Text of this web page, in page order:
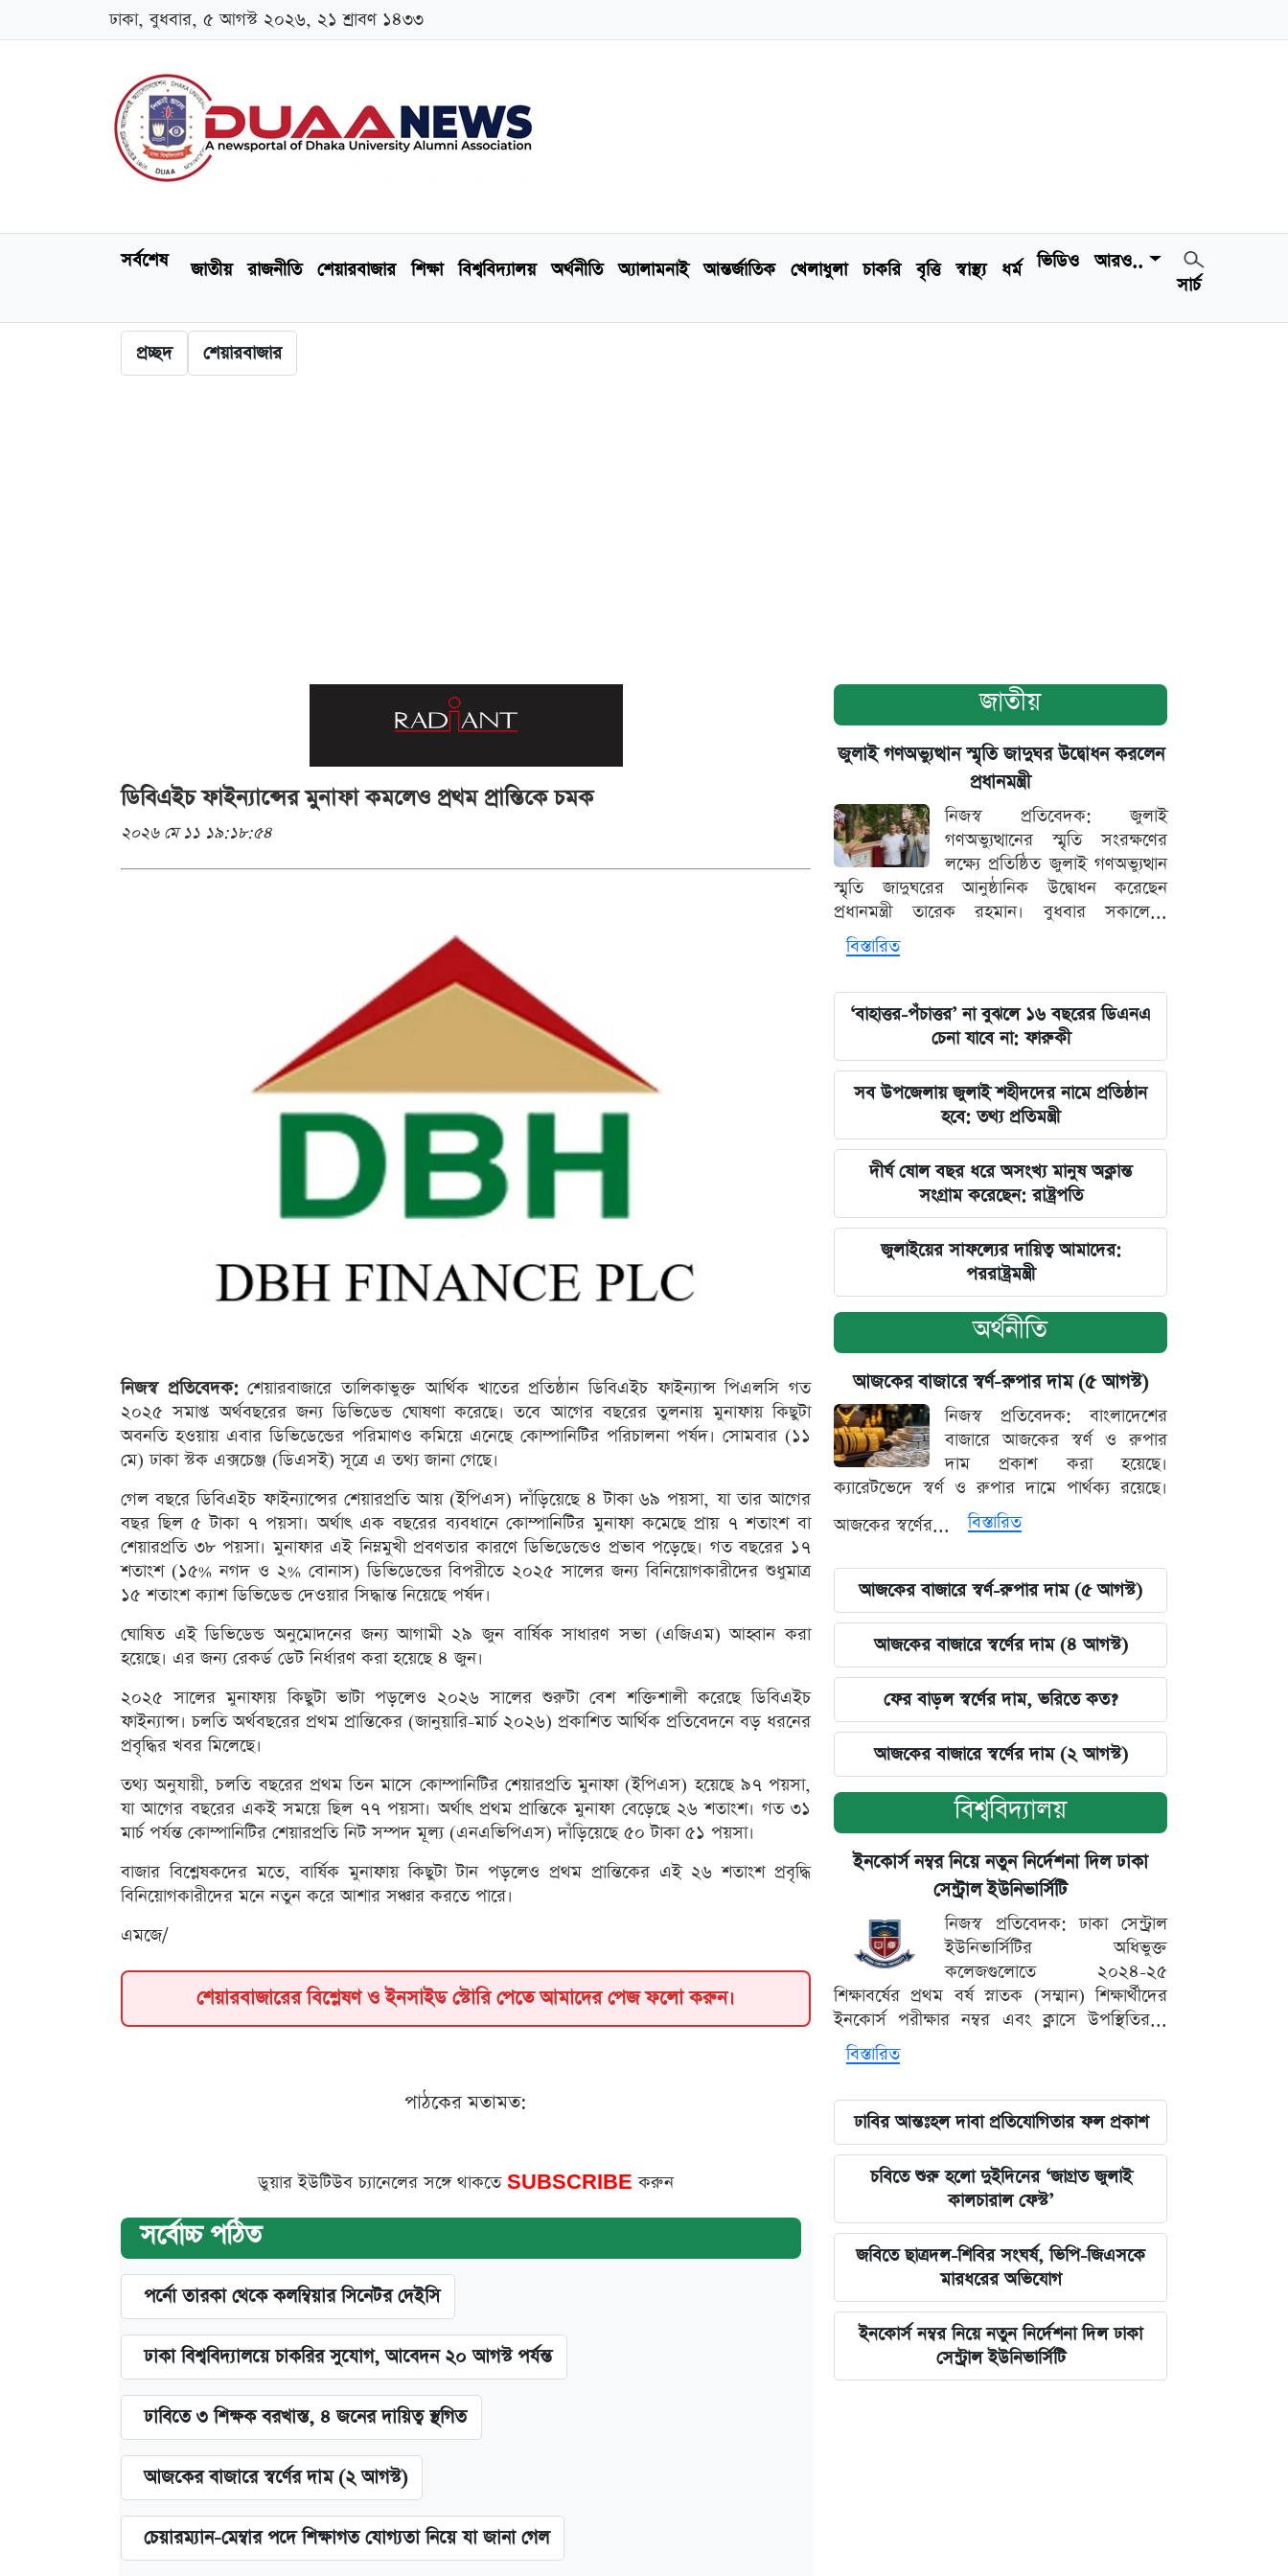
ঢাকা, বুধবার, ৫ আগস্ট ২০২৬, ২১ শ্রাবণ ১৪৩৩
সর্বশেষ জাতীয় রাজনীতি শেয়ারবাজার শিক্ষা বিশ্ববিদ্যালয় অর্থনীতি অ্যালামনাই আন্তর্জাতিক খেলাধুলা চাকরি বৃত্তি স্বাস্থ্য ধর্ম ভিডিও
আরও..
সার্চ
প্রচ্ছদ শেয়ারবাজার
ডিবিএইচ ফাইন্যান্সের মুনাফা কমলেও প্রথম প্রান্তিকে চমক
২০২৬ মে ১১ ১৯:১৮:৫৪
নিজস্ব প্রতিবেদক:শেয়ারবাজারে তালিকাভুক্ত আর্থিক খাতের প্রতিষ্ঠান ডিবিএইচ ফাইন্যান্স পিএলসি গত
২০২৫ সমাপ্ত অর্থবছরের জন্য ডিভিডেন্ড ঘোষণা করেছে। তবে আগের বছরের তুলনায় মুনাফায় কিছুটা
অবনতি হওয়ায় এবার ডিভিডেন্ডের পরিমাণও কমিয়ে এনেছে কোম্পানিটির পরিচালনা পর্ষদ। সোমবার (১১
মে) ঢাকা স্টক এক্সচেঞ্জ (ডিএসই) সূত্রে এ তথ্য জানা গেছে।
গেল বছরে ডিবিএইচ ফাইন্যান্সের শেয়ারপ্রতি আয় (ইপিএস) দাঁড়িয়েছে ৪ টাকা ৬৯ পয়সা, যা তার আগের
বছর ছিল ৫ টাকা ৭ পয়সা। অর্থাৎ এক বছরের ব্যবধানে কোম্পানিটির মুনাফা কমেছে প্রায় ৭ শতাংশ বা
শেয়ারপ্রতি ৩৮ পয়সা। মুনাফার এই নিম্নমুখী প্রবণতার কারণে ডিভিডেন্ডেও প্রভাব পড়েছে। গত বছরের ১৭
শতাংশ (১৫% নগদ ও ২% বোনাস) ডিভিডেন্ডের বিপরীতে ২০২৫ সালের জন্য বিনিয়োগকারীদের শুধুমাত্র
১৫ শতাংশ ক্যাশ ডিভিডেন্ড দেওয়ার সিদ্ধান্ত নিয়েছে পর্ষদ।
ঘোষিত এই ডিভিডেন্ড অনুমোদনের জন্য আগামী ২৯ জুন বার্ষিক সাধারণ সভা (এজিএম) আহ্বান করা
হয়েছে। এর জন্য রেকর্ড ডেট নির্ধারণ করা হয়েছে ৪ জুন।
২০২৫ সালের মুনাফায় কিছুটা ভাটা পড়লেও ২০২৬ সালের শুরুটা বেশ শক্তিশালী করেছে ডিবিএইচ
ফাইন্যান্স। চলতি অর্থবছরের প্রথম প্রান্তিকের (জানুয়ারি-মার্চ ২০২৬) প্রকাশিত আর্থিক প্রতিবেদনে বড় ধরনের
প্রবৃদ্ধির খবর মিলেছে।
তথ্য অনুযায়ী, চলতি বছরের প্রথম তিন মাসে কোম্পানিটির শেয়ারপ্রতি মুনাফা (ইপিএস) হয়েছে ৯৭ পয়সা,
যা আগের বছরের একই সময়ে ছিল ৭৭ পয়সা। অর্থাৎ প্রথম প্রান্তিকে মুনাফা বেড়েছে ২৬ শতাংশ। গত ৩১
মার্চ পর্যন্ত কোম্পানিটির শেয়ারপ্রতি নিট সম্পদ মূল্য (এনএভিপিএস) দাঁড়িয়েছে ৫০ টাকা ৫১ পয়সা।
বাজার বিশ্লেষকদের মতে, বার্ষিক মুনাফায় কিছুটা টান পড়লেও প্রথম প্রান্তিকের এই ২৬ শতাংশ প্রবৃদ্ধি
বিনিয়োগকারীদের মনে নতুন করে আশার সঞ্চার করতে পারে।
এমজে/
শেয়ারবাজারের বিশ্লেষণ ও ইনসাইড স্টোরি পেতে আমাদের পেজ ফলো করুন।
পাঠকের মতামত:
ডুয়ার ইউটিউব চ্যানেলের সঙ্গে থাকতে SUBSCRIBEকরুন
সর্বোচ্চ পঠিত
পর্নো তারকা থেকে কলম্বিয়ার সিনেটর দেইসি
ঢাকা বিশ্ববিদ্যালয়ে চাকরির সুযোগ, আবেদন ২০ আগস্ট পর্যন্ত
ঢাবিতে ৩ শিক্ষক বরখাস্ত, ৪ জনের দায়িত্ব স্থগিত
আজকের বাজারে স্বর্ণের দাম (২ আগস্ট)
চেয়ারম্যান-মেম্বার পদে শিক্ষাগত যোগ্যতা নিয়ে যা জানা গেল
জাতীয়
জুলাই গণঅভ্যুত্থান স্মৃতি জাদুঘর উদ্বোধন করলেন
প্রধানমন্ত্রী
নিজস্ব প্রতিবেদক: জুলাই
গণঅভ্যুত্থানের স্মৃতি সংরক্ষণের
লক্ষ্যে প্রতিষ্ঠিত জুলাই গণঅভ্যুত্থান
স্মৃতি জাদুঘরের আনুষ্ঠানিক উদ্বোধন করেছেন
প্রধানমন্ত্রী তারেক রহমান। বুধবার সকালে...
বিস্তারিত
‘বাহাত্তর-পঁচাত্তর’ না বুঝলে ১৬ বছরের ডিএনএ
চেনা যাবে না: ফারুকী
সব উপজেলায় জুলাই শহীদদের নামে প্রতিষ্ঠান
হবে: তথ্য প্রতিমন্ত্রী
দীর্ঘ ষোল বছর ধরে অসংখ্য মানুষ অক্লান্ত
সংগ্রাম করেছেন: রাষ্ট্রপতি
জুলাইয়ের সাফল্যের দায়িত্ব আমাদের:
পররাষ্ট্রমন্ত্রী
অর্থনীতি
আজকের বাজারে স্বর্ণ-রুপার দাম (৫ আগস্ট)
নিজস্ব প্রতিবেদক: বাংলাদেশের
বাজারে আজকের স্বর্ণ ও রুপার
দাম প্রকাশ করা হয়েছে।
ক্যারেটভেদে স্বর্ণ ও রুপার দামে পার্থক্য রয়েছে।
আজকের স্বর্ণের...
বিস্তারিত
আজকের বাজারে স্বর্ণ-রুপার দাম (৫ আগস্ট)
আজকের বাজারে স্বর্ণের দাম (৪ আগস্ট)
ফের বাড়ল স্বর্ণের দাম, ভরিতে কত?
আজকের বাজারে স্বর্ণের দাম (২ আগস্ট)
বিশ্ববিদ্যালয়
ইনকোর্স নম্বর নিয়ে নতুন নির্দেশনা দিল ঢাকা
সেন্ট্রাল ইউনিভার্সিটি
নিজস্ব প্রতিবেদক: ঢাকা সেন্ট্রাল
ইউনিভার্সিটির অধিভুক্ত
কলেজগুলোতে ২০২৪-২৫
শিক্ষাবর্ষের প্রথম বর্ষ স্নাতক (সম্মান) শিক্ষার্থীদের
ইনকোর্স পরীক্ষার নম্বর এবং ক্লাসে উপস্থিতির...
বিস্তারিত
ঢাবির আন্তঃহল দাবা প্রতিযোগিতার ফল প্রকাশ
চবিতে শুরু হলো দুইদিনের ‘জাগ্রত জুলাই
কালচারাল ফেস্ট’
জবিতে ছাত্রদল-শিবির সংঘর্ষ, ভিপি-জিএসকে
মারধরের অভিযোগ
ইনকোর্স নম্বর নিয়ে নতুন নির্দেশনা দিল ঢাকা
সেন্ট্রাল ইউনিভার্সিটি